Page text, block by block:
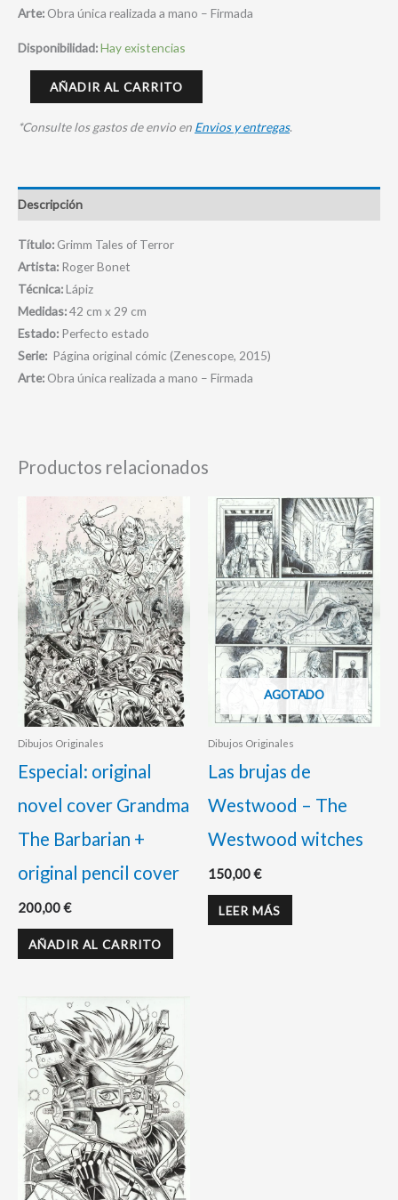
Arte: Obra única realizada a mano – Firmada
Disponibilidad:Hay existencias
AÑADIR AL CARRITO
*Consulte los gastos de envio en Envios y entregas.
Descripción
Título: Grimm Tales of Terror
Artista: Roger Bonet
Técnica:Lápiz
Medidas:42 cm x 29 cm
Estado: Perfecto estado
Serie: Página original cómic (Zenescope, 2015)
Arte: Obra única realizada a mano – Firmada
Productos relacionados
Dibujos Originales
Especial: original
novel cover Grandma
The Barbarian +
original pencil cover
200,00€
AÑADIR AL CARRITO
AGOTADO
Dibujos Originales
Las brujas de
Westwood – The
Westwood witches
150,00€
LEER MÁS